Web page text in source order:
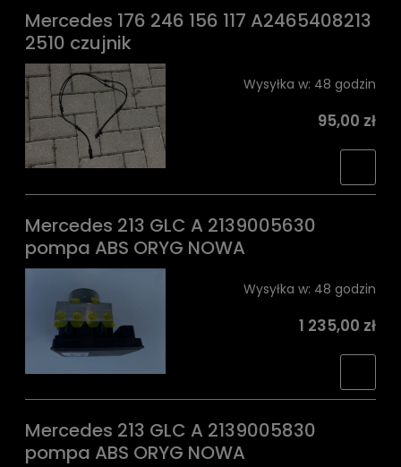
Mercedes 176 246 156 117 A2465408213
2510 czujnik
Wysyłka w: 48 godzin
95,00 zł
Mercedes 213 GLC A 2139005630
pompa ABS ORYG NOWA
Wysyłka w: 48 godzin
1 235,00 zł
Mercedes 213 GLC A 2139005830
pompa ABS ORYG NOWA